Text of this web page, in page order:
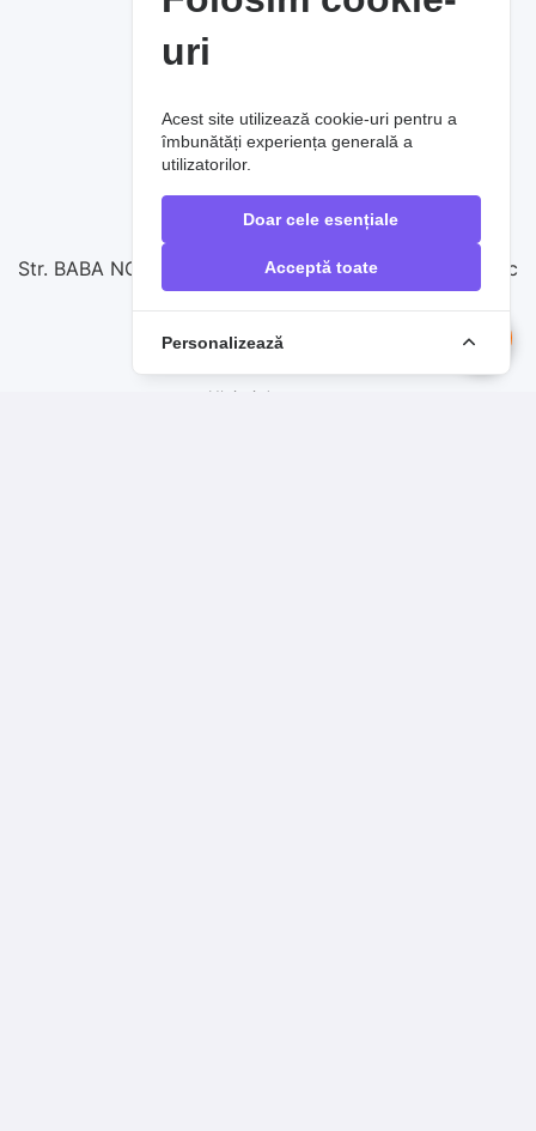
SERVICIUL SUPORT CLIENȚI
Contactați-ne
0720860257
vanzari@raoauto.ro
Str. BABA NOVAC nr.17, complex comercial Baba Novac
PRODUSE DE TOP
Uleiuri de motor
uri
Acest site utilizează cookie-uri pentru a
îmbunătăți experiența generală a
utilizatorilor.
Doar cele esențiale
Acceptă toate
Personalizează